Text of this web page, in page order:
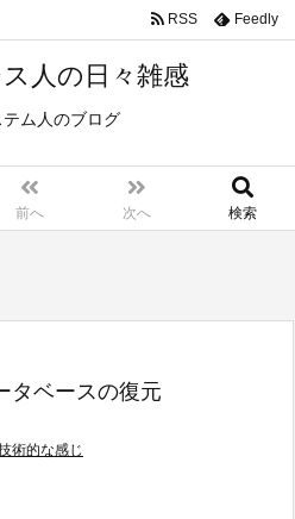
人の日々雑感
ム人のブログ
前へ 次へ 検索
RSS Feedly
ベースの復元
術的な感じ